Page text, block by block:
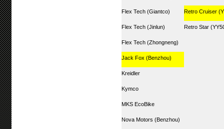
Flex Tech (Giantco)
Flex Tech (Jinlun)
Flex Tech (Zhongneng)
Jack Fox (Benzhou)
Kreidler
Kymco
MKS EcoBike
Nova Motors (Benzhou)
Retro Cruiser
Retro Star